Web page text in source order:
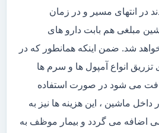
در انتهای مسیر و در زمان
مبلغی هم بابت دارو های
شد. ضمن اینکه همانطور که در
تزریق انواع آمپول ها و سرم ها
می شود در صورت استفاده
داخل ماشین ، این هزینه ها نیز به
اضافه می گردد و بیمار موظف به